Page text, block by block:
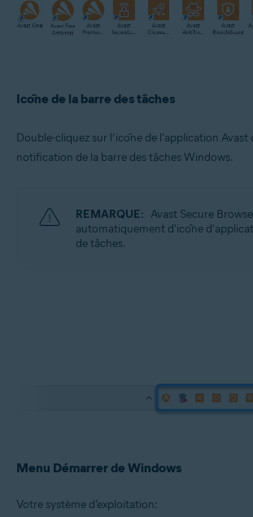
Icône de la barre des tâches
Double-cliquez sur l’icône de l'application Avast
notification de la barre des tâches Windows.
REMARQUE: Avast Secure
automatiquement d'icône
de tâches.
Menu Démarrer de Windows
Votre système d'exploitation: